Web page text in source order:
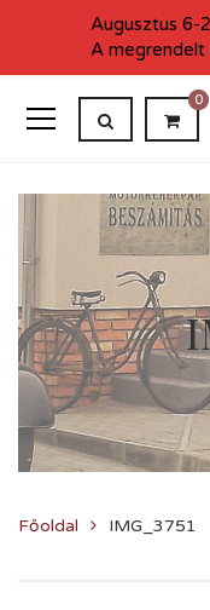
0
Főoldal IMG_3751
Augusztus 6-
A megrendelt